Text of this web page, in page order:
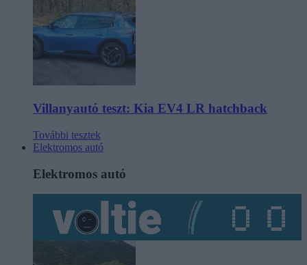
Villanyautó teszt: Kia EV4 LR hatchback
További tesztek
Elektromos autó
Elektromos autó